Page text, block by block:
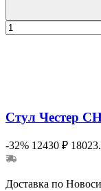
Стул Честер
-32% 12430 ₽
Доставка по